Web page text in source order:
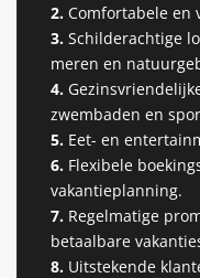
2. Comfortabele en
3. Schilderachtige
meren en
4.
zwembaden en
5. Eet- en
6. Flexibele
vakantieplanning.
7. Regelmatige
betaalbare
8. Uitstekende